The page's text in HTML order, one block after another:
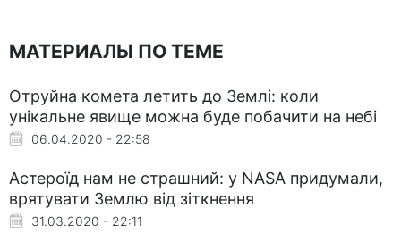
МАТЕРИАЛЫ ПО ТЕМЕ
Отруйна комета летить до Землі: коли
унікальне явище можна буде побачити на небі
06.04.2020 - 22:58
Астероїд нам не страшний: у NASA придумали,
врятувати Землю від зіткнення
31.03.2020 - 22:11